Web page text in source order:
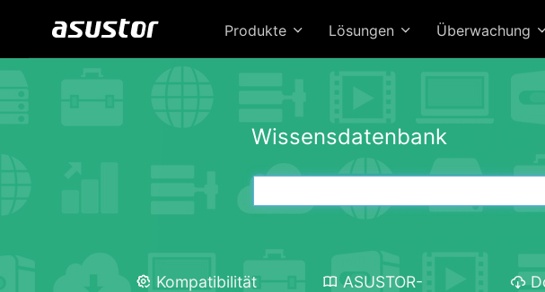
Produkte Lösungen Überwachung
Wissensdatenbank
Kompatibilität
ASUSTOR-